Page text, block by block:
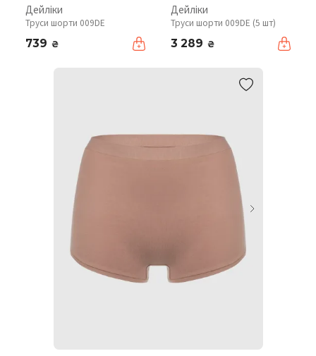
Дейліки
Труси шорти 009DE
739 ₴
Дейліки
Труси шорти 009DE (5 шт)
3 289 ₴